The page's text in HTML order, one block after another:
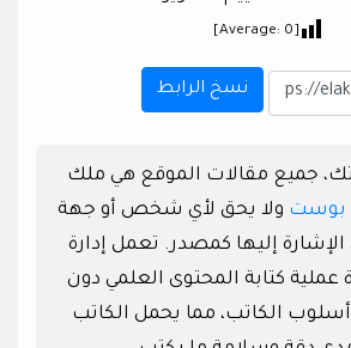
[Average:
0
]
نسخ الرابط
جميع مقالات الموقع هي ملك
بوست ولا يحق لأي شخص أو جهة
إليها كمصدر. تعمل إدارة
عملية كتابة المحتوى العلمي دون
الكاتب، مما يحمل الكاتب